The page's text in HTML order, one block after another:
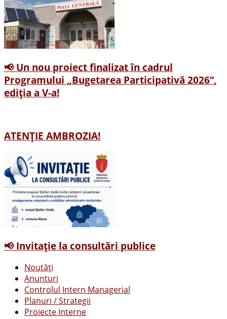
📢 Un nou proiect finalizat în cadrul
Programului „Bugetarea Participativă 2026”,
ediția a V-a!
ATENȚIE AMBROZIA!
📢 Invitație la consultări publice
Noutăți
Anunturi
Controlul Intern Managerial
Planuri / Strategii
Proiecte Interne